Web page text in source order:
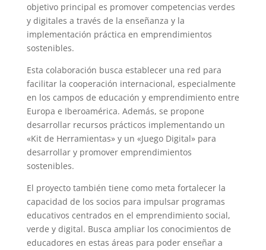
objetivo principal es promover competencias verdes
y digitales a través de la enseñanza y la
implementación práctica en emprendimientos
sostenibles.
Esta colaboración busca establecer una red para
facilitar la cooperación internacional, especialmente
en los campos de educación y emprendimiento entre
Europa e Iberoamérica. Además, se propone
desarrollar recursos prácticos implementando un
«Kit de Herramientas» y un «Juego Digital» para
desarrollar y promover emprendimientos
sostenibles.
El proyecto también tiene como meta fortalecer la
capacidad de los socios para impulsar programas
educativos centrados en el emprendimiento social,
verde y digital. Busca ampliar los conocimientos de
educadores en estas áreas para poder enseñar a